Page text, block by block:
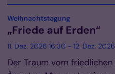
Datum: 11. Dezember 2026
Weihnachtstagung:
„Friede auf Erden“
11. Dez. 2026 16:30 - 12. Dez.
Der Traum vom